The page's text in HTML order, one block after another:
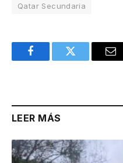
Qatar Secundaria
FacebookTwitter
LEER MÁS